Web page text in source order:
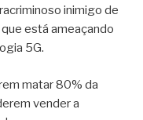
inimigo de
está ameaçando
5G.
matar 80% da
vender a